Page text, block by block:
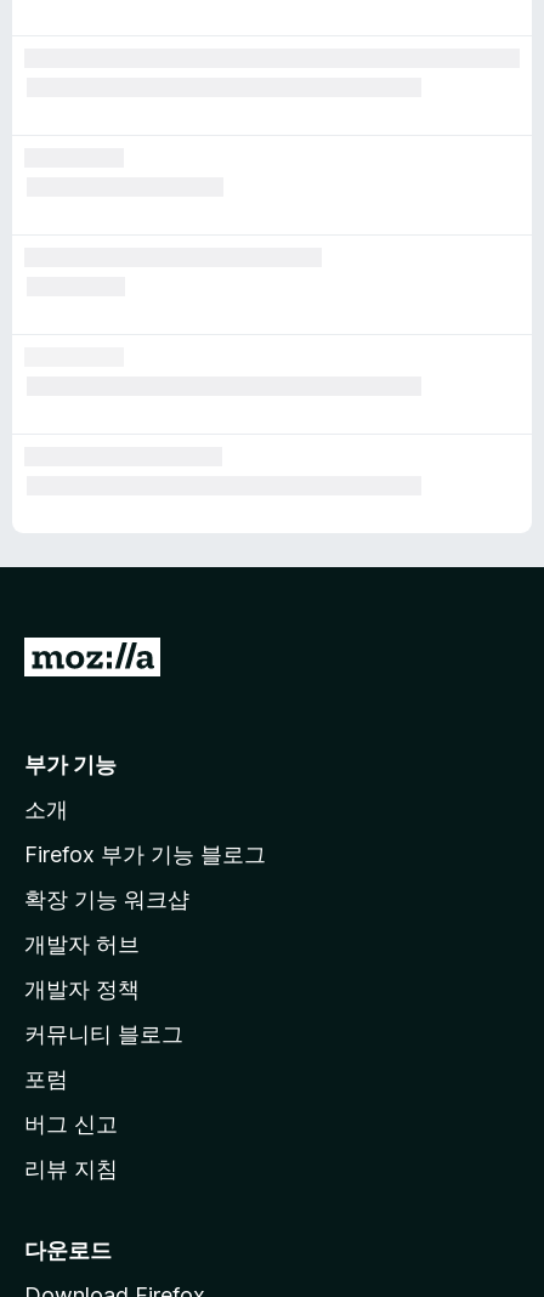
M
l
a
페
이
지
이
동
부가 기능
소개
Firefox 부가 기능 블로그
확장 기능 워크샵
개발자 허브
개발자 정책
커뮤니티 블로그
포럼
버그 신고
리뷰 지침
다운로드